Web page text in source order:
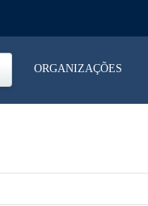
ORGANIZAÇÕES